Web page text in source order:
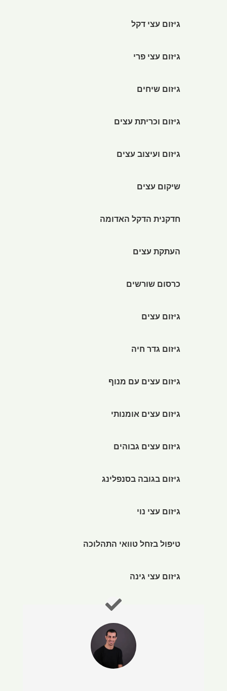
גיזום עצי דקל
גיזום עצי פרי
גיזום שיחים
גיזום וכריתת עצים
גיזום ועיצוב עצים
שיקום עצים
חדקנית הדקל האדומה
העתקת עצים
כרסום שורשים
גיזום עצים
גיזום גדר חיה
גיזום עצים עם מנוף
גיזום עצים אומנותי
גיזום עצים גבוהים
גיזום בגובה בסנפלינג
גיזום עצי נוי
טיפול בזחל טוואי התהלוכה
גיזום עצי גינה